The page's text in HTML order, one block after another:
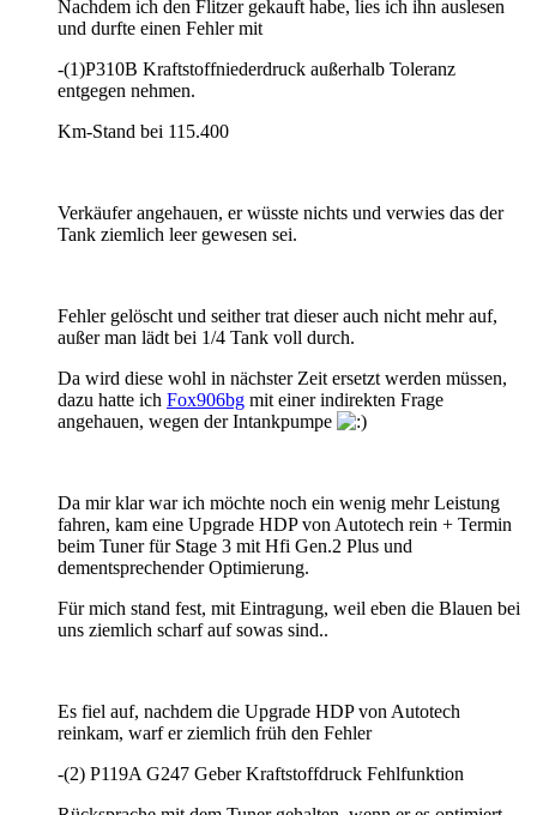
Nachdem ich den Flitzer gekauft habe, lies ich ihn auslesen
und durfte einen Fehler mit
-(1)P310B Kraftstoffniederdruck außerhalb Toleranz
entgegen nehmen.
Km-Stand bei 115.400
Verkäufer angehauen, er wüsste nichts und verwies das der
Tank ziemlich leer gewesen sei.
Fehler gelöscht und seither trat dieser auch nicht mehr auf,
außer man lädt bei 1/4 Tank voll durch.
Da wird diese wohl in nächster Zeit ersetzt werden müssen,
dazu hatte ich Fox906bg mit einer indirekten Frage
angehauen, wegen der Intankpumpe
Da mir klar war ich möchte noch ein wenig mehr Leistung
fahren, kam eine Upgrade HDP von Autotech rein + Termin
beim Tuner für Stage 3 mit Hfi Gen.2 Plus und
dementsprechender Optimierung.
Für mich stand fest, mit Eintragung, weil eben die Blauen bei
uns ziemlich scharf auf sowas sind..
Es fiel auf, nachdem die Upgrade HDP von Autotech
reinkam, warf er ziemlich früh den Fehler
-(2) P119A G247 Geber Kraftstoffdruck Fehlfunktion